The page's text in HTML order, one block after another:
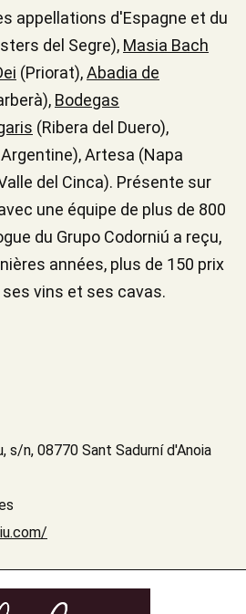
appellations d'Espagne et du
del Segre), Masia Bach
(Priorat),Abadia de
Bodegas
(Ribera del Duero),
Artesa (Napa
del Cinca). Présente sur
une équipe de plus de 800
du Grupo Codorniú a reçu,
années, plus de 150 prix
vins et ses cavas.
s/n, 08770 Sant Sadurní d'Anoia